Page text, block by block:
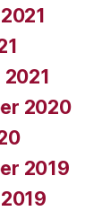
2020
2019